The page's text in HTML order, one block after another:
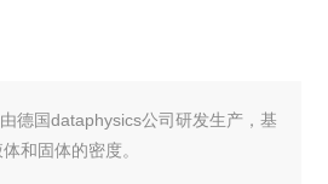
德国dataphysics公司研发生产，基
和固体的密度。